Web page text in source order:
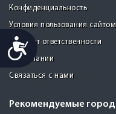
Accessibility
Конфиденциальность
Условия пользования сайтом
Отказ от ответственности
О компании
Связаться с нами
Рекомендуемые